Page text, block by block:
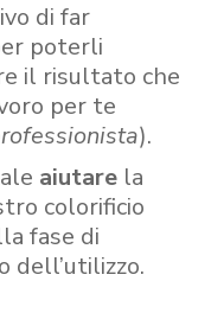
di far
poterli
il risultato che
per te
).
aiutare la
colorificio
fase di
dell’utilizzo.